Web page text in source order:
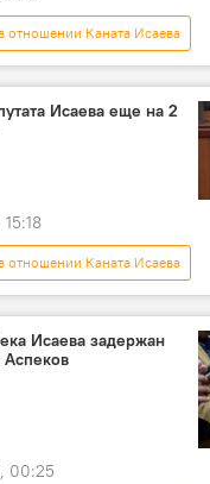
отношении Каната Исаева
Новости
депутатИсаева еще на 2
отношении Каната Исаева
Новости
Канат Исаев
Исаева задержан
Аспеков
00:25